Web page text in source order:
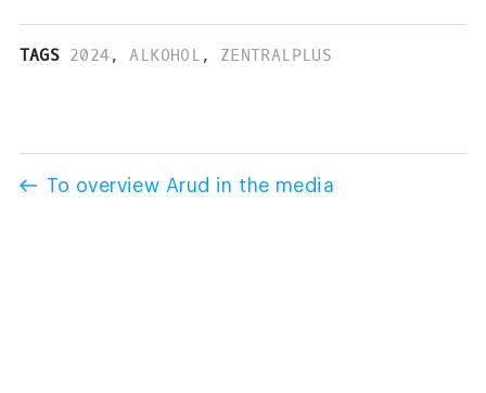
TAGS 2024, ALKOHOL , ZENTRALPLUS
To overview Arud in the media